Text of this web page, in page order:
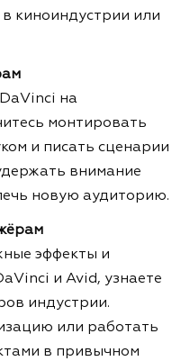
киноиндустрии или
на
монтировать
и писать сценарии
внимание
новую аудиторию.
эффекты и
и Avid, узнаете
индустрии.
или работать
в привычном